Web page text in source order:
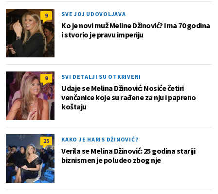
9 SVE JOJ UDOVOLJAVA
Ko je novi muž Meline Džinović? Ima 70 godina
i stvorio je pravu imperiju
9 SVI DETALJI SU OTKRIVENI
Udaje se Melina Džinović: Nosiće četiri
venčanice koje su rađene za nju i papreno
koštaju
25 KAKO JE HARIS DŽINOVIĆ?
Verila se Melina Džinović: 25 godina stariji
biznismen je poludeo zbog nje